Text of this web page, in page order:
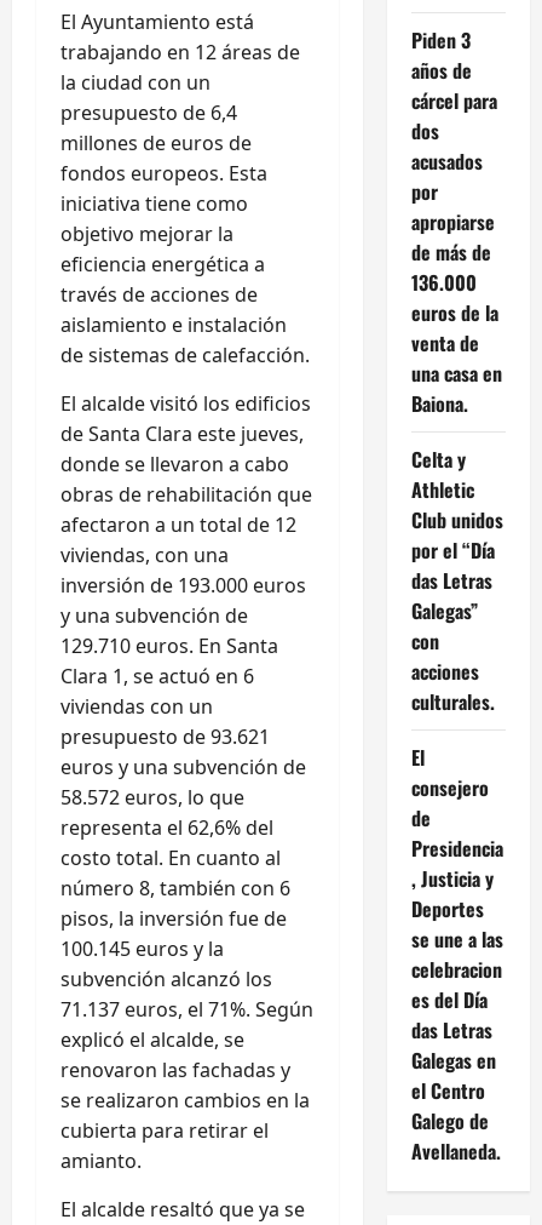
El Ayuntamiento está
trabajando en 12 áreas de
la ciudad con un
presupuesto de 6,4
millones de euros de
fondos europeos. Esta
iniciativa tiene como
objetivo mejorar la
eficiencia energética a
través de acciones de
aislamiento e instalación
de sistemas de calefacción.
El alcalde visitó los edificios
de Santa Clara este jueves,
donde se llevaron a cabo
obras de rehabilitación que
afectaron a un total de 12
viviendas, con una
inversión de 193.000 euros
y una subvención de
129.710 euros. En Santa
Clara 1, se actuó en 6
viviendas con un
presupuesto de 93.621
euros y una subvención de
58.572 euros, lo que
representa el 62,6% del
costo total. En cuanto al
número 8, también con 6
pisos, la inversión fue de
100.145 euros y la
subvención alcanzó los
71.137 euros, el 71%. Según
explicó el alcalde, se
renovaron las fachadas y
se realizaron cambios en la
cubierta para retirar el
amianto.
El alcalde resaltó que ya se
Piden 3
años de
cárcel para
dos
acusados
por
apropiarse
de más de
136.000
euros de la
venta de
una casa en
Baiona.
Celta y
Athletic
Club unidos
por el “Día
das Letras
Galegas”
con
acciones
culturales.
El
consejero
de
Presidencia
, Justicia y
Deportes
se une a las
celebracion
es del Día
das Letras
Galegas en
el Centro
Galego de
Avellaneda.